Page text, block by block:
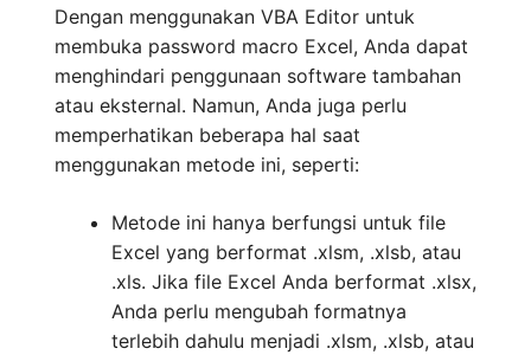
Dengan menggunakan VBA Editor untuk
membuka password macro Excel, Anda dapat
menghindari penggunaan software tambahan
atau eksternal. Namun, Anda juga perlu
memperhatikan beberapa hal saat
menggunakan metode ini, seperti:
Metode ini hanya berfungsi untuk file
Excel yang berformat .xlsm, .xlsb, atau
.xls. Jika file Excel Anda berformat .xlsx,
Anda perlu mengubah formatnya
terlebih dahulu menjadi .xlsm, .xlsb, atau